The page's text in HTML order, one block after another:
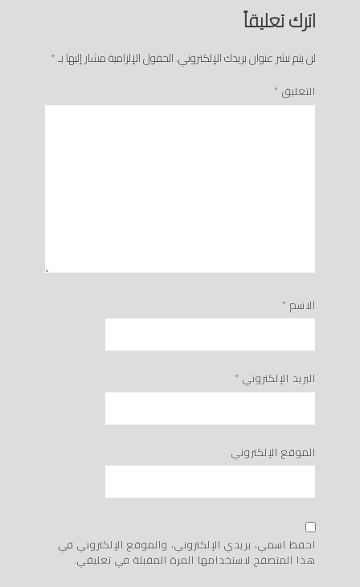
اترك تعليقاً
لن يتم نشر عنوان بريدك الإلكتروني.الحقول الإلزامية مشار إليها بـ*
التعليق *
الاسم *
البريد الإلكتروني *
الموقع الإلكتروني
احفظ اسمي، بريدي الإلكتروني، والموقع الإلكتروني في
هذا المتصفح لاستخدامها المرة المقبلة في تعليقي.